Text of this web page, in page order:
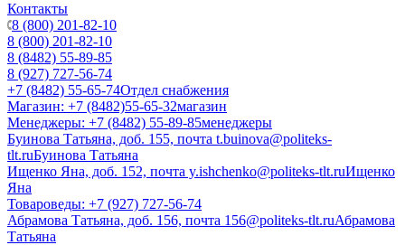
Контакты
8 (800) 201-82-10
8 (800) 201-82-10
8 (8482) 55-89-85
8 (927) 727-56-74
+7 (8482) 55-65-74Отдел снабжения
Магазин: +7 (8482)55-65-32магазин
Менеджеры: +7 (8482) 55-89-85менеджеры
Буинова Татьяна, доб. 155, почта t.buinova@politeks-
tlt.ruБуинова Татьяна
Ищенко Яна, доб. 152, почта y.ishchenko@politeks-tlt.ruИщенко
Яна
Товароведы: +7 (927) 727-56-74
Абрамова Татьяна, доб. 156, почта 156@politeks-tlt.ruАбрамова
Татьяна